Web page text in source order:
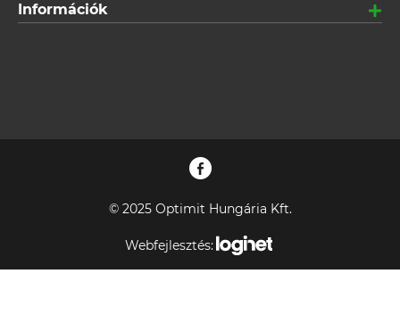
Információk
© 2025 Optimit Hungária Kft.
Webfejlesztés: